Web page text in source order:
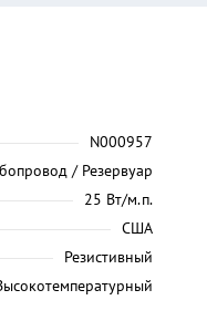
N000957
/ Резервуар
25 Вт/м.п.
США
Резистивный